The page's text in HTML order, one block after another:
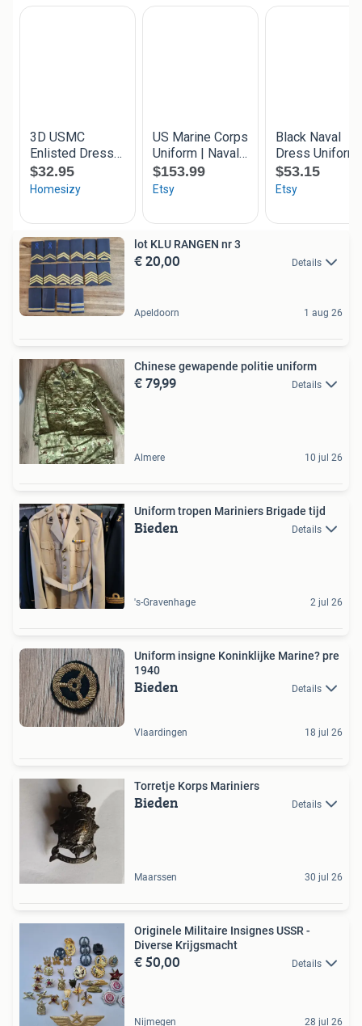
lot KLU RANGEN nr 3
€ 20,00 Details
Apeldoorn 1 aug 26
Chinese gewapende politie uniform
€ 79,99 Details
Almere 10 jul 26
Uniform tropen Mariniers Brigade tijd
Bieden Details
's-Gravenhage 2 jul 26
Uniform insigne Koninklijke Marine? pre
1940
Bieden Details
Vlaardingen 18 jul 26
Torretje Korps Mariniers
Bieden Details
Maarssen 30 jul 26
Originele Militaire Insignes USSR -
Diverse Krijgsmacht
€ 50,00 Details
Nijmegen 28 jul 26